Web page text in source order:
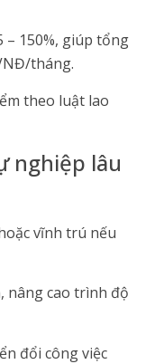
– 150%, giúp tổng
tháng.
theo luật lao
nghiệp lâu
vĩnh trú nếu
nâng cao trình độ
đổi công việc